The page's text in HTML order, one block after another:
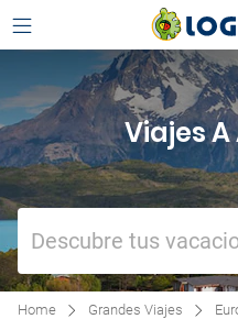
Viajes
Descubre tus
Home Grandes Viajes